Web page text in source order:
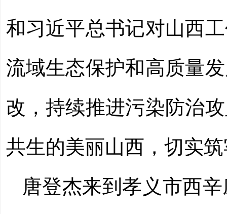
和习近平总书记对山西
流域生态保护和高质量
改，持续推进污染防治
共生的美丽山西，切实
唐登杰来到孝义市西